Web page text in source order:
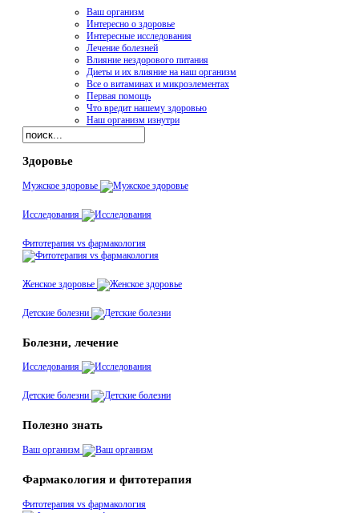
Ваш организм
Интересно о здоровье
Интересные исследования
Лечение болезней
Влияние нездорового питания
Диеты и их влияние на наш организм
Все о витаминах и микроэлементах
Первая помощь
Что вредит нашему здоровью
Наш организм изнутри
Здоровье
Мужское здоровье
Исследования
Фитотерапия vs фармакология
Женское здоровье
Детские болезни
Болезни, лечение
Исследования
Детские болезни
Полезно знать
Ваш организм
Фармакология и фитотерапия
Фитотерапия vs фармакология